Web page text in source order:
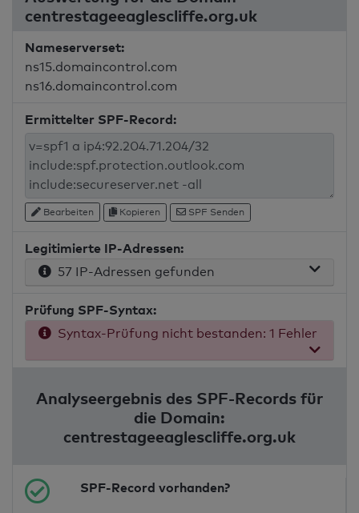
centrestageeaglescliffe.org.uk
Nameserverset:
ns15.domaincontrol.com
ns16.domaincontrol.com
Ermittelter SPF-Record:
Bearbeiten Kopieren SPF Senden
Legitimierte IP-Adressen:
57 IP-Adressen gefunden
Prüfung SPF-Syntax:
Syntax-Prüfung nicht bestanden: 1 Fehler
Analyseergebnis des SPF-Records für
die Domain:
centrestageeaglescliffe.org.uk
SPF-Record vorhanden?